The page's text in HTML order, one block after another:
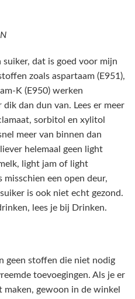
suiker, dat is goed voor mijn
zoals aspartaam (E951),
K (E950) werken
dan dun van. Lees er meer
sorbitol en xylitol
meer van binnen dan
helemaal geen light
light jam of light
een open deur,
is ook niet echt gezond.
lees je bij Drinken.
geen stoffen die niet nodig
toevoegingen. Als je er
gewoon in de winkel